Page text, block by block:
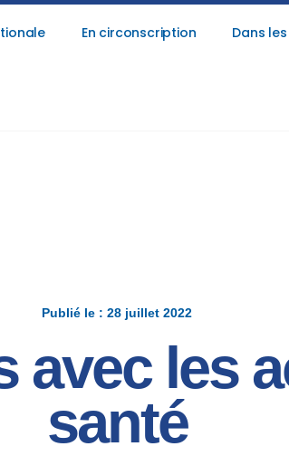
En circonscription Dans
Publié le : 28 juillet 2022
avec les
santé